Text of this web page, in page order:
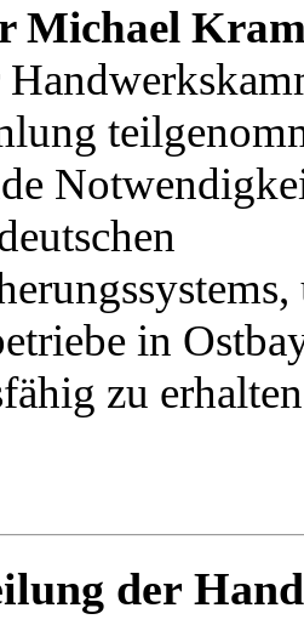
Michael
in
zu
der